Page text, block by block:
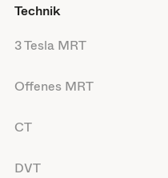
Technik
3 Tesla MRT
Offenes MRT
CT
DVT